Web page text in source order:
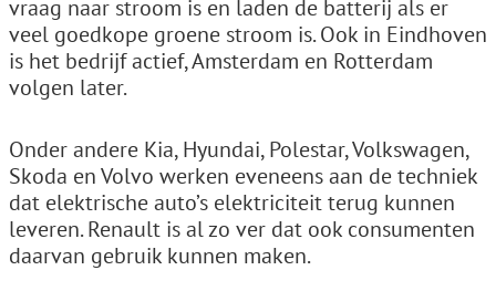
vraag naar stroom is en laden de batterij als er
veel goedkope groene stroom is. Ook in Eindhoven
is het bedrijf actief, Amsterdam en Rotterdam
volgen later.
Onder andere Kia, Hyundai, Polestar, Volkswagen,
Skoda en Volvo werken eveneens aan de techniek
dat elektrische auto’s elektriciteit terug kunnen
leveren. Renault is al zo ver dat ook consumenten
daarvan gebruik kunnen maken.